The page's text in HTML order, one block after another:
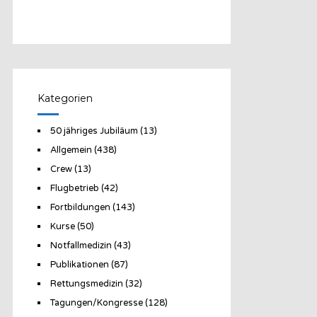
Kategorien
50 jähriges Jubiläum (13)
Allgemein (438)
Crew(13)
Flugbetrieb (42)
Fortbildungen (143)
Kurse(50)
Notfallmedizin (43)
Publikationen (87)
Rettungsmedizin (32)
Tagungen/Kongresse(128)